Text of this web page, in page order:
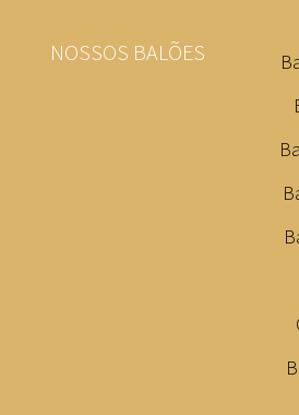
NOSSOS BALÕES